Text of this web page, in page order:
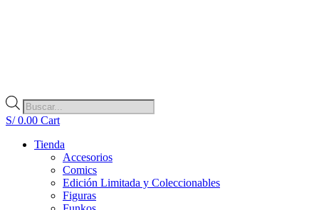
Búsqueda
de
productos
S/0.00 Cart
Tienda
Accesorios
Comics
Edición Limitada y Coleccionables
Figuras